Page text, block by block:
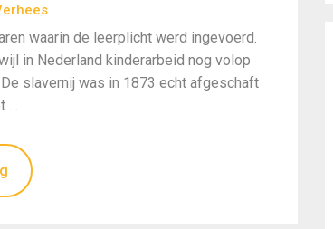
waarin de leerplicht werd ingevoerd.
in Nederland kinderarbeid nog volop
slavernij was in 1873 echt afgeschaft
…